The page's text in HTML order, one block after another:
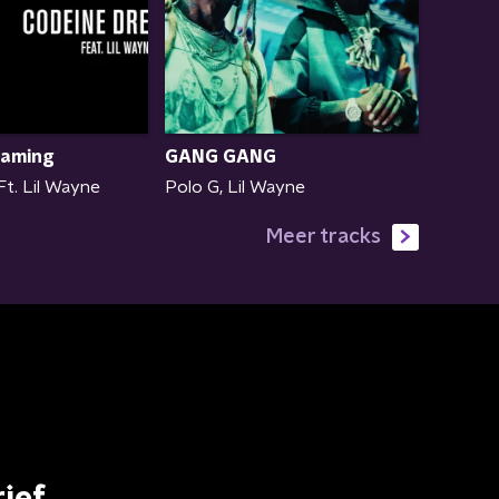
Lil Wayne
GANG GANG
Polo G, Lil Wayne
Meer tracks